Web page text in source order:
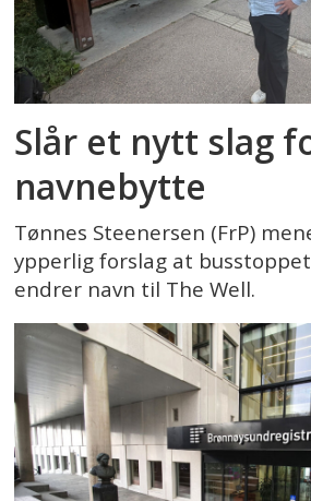
Slår et nytt slag
navnebytte
Tønnes Steenersen (FrP)
ypperlig forslag at
endrer navn til The Well.